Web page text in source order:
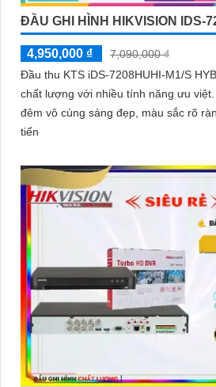
ĐẦU GHI HÌNH HIKVISION IDS-
4,950,000 ₫
7,090,000 ₫
Đầu thu KTS iDS-7208HUHI-M1/S
chất lượng với nhiều tính năng ưu việt. Hình ảnh xem ban
đêm vô cùng sáng đẹp, màu sắc rõ
tiến